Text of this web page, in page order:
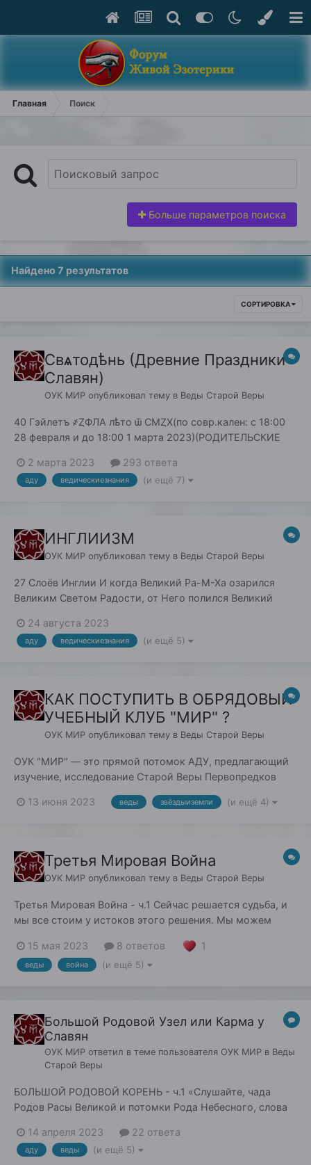
Главная Поиск
Больше параметров поиска
Найдено 7 результатов
СОРТИРОВКА
Свѧтодѣнь (Древние Праздники
Славян)
ОУК МИР опубликовал тему в Веды Старой Веры
40 Гэйлетъ ҂ȤФЛА лѣто ѿ СМȤХ(по совр.кален: с 18:00
28 февраля и до 18:00 1 марта 2023)(РОДИТЕЛЬСКИЕ
Согласнѡ Крɣголѣту Числобога въ Сорокѡвникъ Вьюгъ
и Стужи, 40 Гейлѣтъ, Православные Староверы Ингляне
2 марта 2023 293 ответа
аду ведическиезнания (и ещё 7)
ИНГЛИИЗМ
ОУК МИР опубликовал тему в Веды Старой Веры
27 Слоёв Инглии И когда Великий Ра-М-Ха озарился
Великим Светом Радости, от Него полился Великий
дыхание Его несказанное, хлынул Свет несказанный и
зазвучал в Нечто Великом. «Книга Света», Харатья
24 августа 2023
аду ведическиезнания (и ещё 5)
КАК ПОСТУПИТЬ В ОБРЯДОВЫЙ
УЧЕБНЫЙ КЛУБ "МИР" ?
ОУК МИР опубликовал тему в Веды Старой Веры
ОУК "МИР" — это прямой потомок АДУ, предлагающий
изучение, исследование Старой Веры Первопредков
материалов о Славянской культуре; Обрядов,
13 июня 2023 веды звёздыиземли (и ещё 4)
Третья Мировая Война
ОУК МИР опубликовал тему в Веды Старой Веры
Третья Мировая Война - ч.1 Сейчас решается судьба, и
мы все стоим у истоков этого решения. Мы можем
на Марсе или других планетах - Землях?», но главный
вопрос, который сейчас стоит перед нами: « Есть или
15 мая 2023 8 ответов 1
веды война (и ещё 5)
Большой Родовой Узел или Карма у
Славян
ОУК МИР ответил в теме пользователя ОУК МИР в Веды
Старой Веры
БОЛЬШОЙ РОДОВОЙ КОРЕНЬ - ч.1 «Слушайте, чада
Родов Расы Великой и потомки Рода Небесного, слова
для всех Родов ваших проистекает из прошлого Родов
ваших, ибо вы сами сотворяет...
14 апреля 2023 22 ответа
аду веды (и ещё 5)